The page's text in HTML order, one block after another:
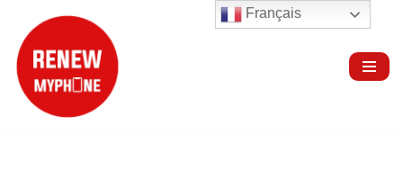
Aller
au
contenu
Français